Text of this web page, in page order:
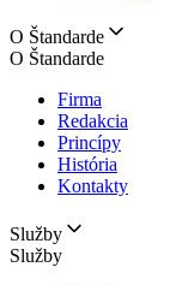
O Štandarde
O Štandarde
Firma
Redakcia
Princípy
História
Kontakty
Služby
Služby